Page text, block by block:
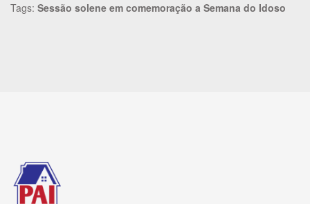
Tags: Sessão solene em comemoração a Semana do Idoso